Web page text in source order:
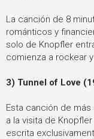
La canción de 8
románticos y
solo de Knopfler
comienza a rockear
3) Tunnel of Love
Esta canción de
a la visita de
escrita